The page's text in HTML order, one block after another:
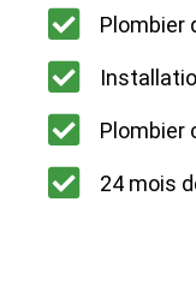
Plombier
Plombier
24 mois